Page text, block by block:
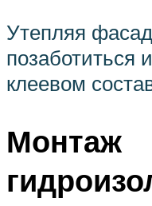
Утепляя
позаботиться
клеевом
Монтаж